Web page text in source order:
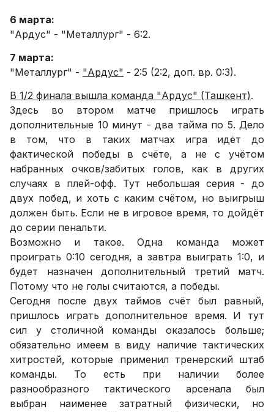
6 марта:
"Ардус" - "Металлург" - 6:2.
7 марта:
"Металлург" - "Ардус" - 2:5 (2:2, доп. вр. 0:3).
В 1/2 финала вышла команда "Ардус" (Ташкент).
Здесь во втором матче пришлось играть
дополнительные 10 минут - два тайма по 5. Дело
в том, что в таких матчах игра идёт до
фактической победы в счёте, а не с учётом
набранных очков/забитых голов, как в других
случаях в плей-офф. Тут небольшая серия - до
двух побед, и хоть с каким счётом, но выигрыш
должен быть. Если не в игровое время, то дойдёт
до серии пенальти.
Возможно и такое. Одна команда может
проиграть 0:10 сегодня, а завтра выиграть 1:0, и
будет назначен дополнительный третий матч.
Потому что не голы считаются, а победы.
Сегодня после двух таймов счёт был равный,
пришлось играть дополнительное время. И тут
сил у столичной команды оказалось больше;
обязательно имеем в виду наличие тактических
хитростей, которые применил тренерский штаб
команды. То есть при наличии более
разнообразного тактического арсенала был
выбран наименее затратный физически, но